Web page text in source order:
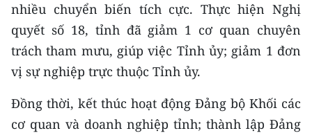
Media Khoa học - Công nghệ
Media Môi trường
Ảnh
Infographic
nhiều chuyển biến tích cực. Thực hiện Nghị
quyết số 18, tỉnh đã giảm 1 cơ quan chuyên
trách tham mưu, giúp việc Tỉnh ủy; giảm 1 đơn
vị sự nghiệp trực thuộc Tỉnh ủy.
Đồng thời, kết thúc hoạt động Đảng bộ Khối các
cơ quan và doanh nghiệp tỉnh; thành lập Đảng